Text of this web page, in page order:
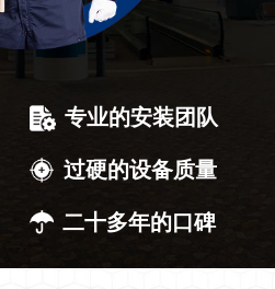
专业的安装团队
过硬的设备质量
二十多年的口碑